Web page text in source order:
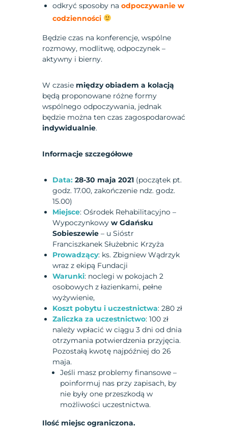
odkryć sposoby naodpoczywanie w
codzienności
Będzie czas na konferencje, wspólne
rozmowy, modlitwę, odpoczynek –
aktywny i bierny.
W czasie między obiadem a kolacją
będą proponowane różne formy
wspólnego odpoczywania, jednak
będzie można ten czas zagospodarować
indywidualnie.
Informacje szczegółowe
Data: 28-30 maja 2021 (początek pt.
godz. 17.00, zakończenie ndz. godz.
15.00)
Miejsce: Ośrodek Rehabilitacyjno –
Wypoczynkowyw Gdańsku
Sobieszewie– u Sióstr
Franciszkanek Służebnic Krzyża
Prowadzący: ks. Zbigniew Wądrzyk
wraz z ekipą Fundacji
Warunki: noclegi w pokojach 2
osobowych z łazienkami, pełne
wyżywienie,
Koszt pobytu i uczestnictwa: 280 zł
Zaliczka za uczestnictwo: 100 zł
należy wpłacić w ciągu 3 dni od dnia
otrzymania potwierdzenia przyjęcia.
Pozostałą kwotę najpóźniej do 26
maja.
Jeśli masz problemy finansowe –
poinformuj nas przy zapisach, by
nie były one przeszkodą w
możliwości uczestnictwa.
Ilość miejsc ograniczona.